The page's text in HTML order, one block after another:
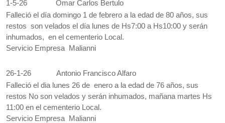
1-5-26
Omar Carlos Bertulo
Falleció el día domingo 1 de febrero a la edad de 80 años, sus
restos son velados el día lunes de Hs7:00 a Hs10:00 y serán
inhumados, en el cementerio Local.
Servicio Empresa Malianni
26-1-26
Antonio Francisco Alfaro
Falleció el dia lunes 26 de enero a la edad de 76 años, sus
restos No son velados y serán inhumados, mañana martes Hs
11:00 en el cementerio Local.
Servicio Empresa Malianni